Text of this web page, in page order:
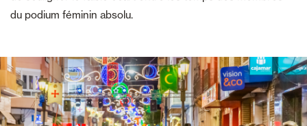
du podium féminin absolu.